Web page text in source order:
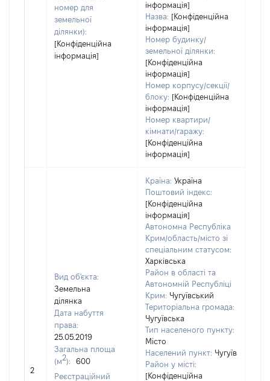
номер для
земельної
ділянки):
[Конфіденційна
інформація]
інформація]
Назва: [Конфіденційна
інформація]
Номер будинку/
земельної ділянки:
[Конфіденційна
інформація]
Номер корпусу/секції/
блоку: [Конфіденційна
інформація]
Номер квартири/
кімнати/гаражу:
[Конфіденційна
інформація]
2
Вид об'єкта:
Земельна
ділянка
Дата набуття
права:
25.05.2019
Загальна площа
(м2):
600
Реєстраційний
Країна: Україна
Поштовий індекс:
[Конфіденційна
інформація]
Автономна Республіка
Крим/область/місто зі
спеціальним статусом:
Харківська
Район в області та
Автономній Республіці
Крим: Чугуївський
Територіальна громада:
Чугуївська
Тип населеного пункту:
Місто
Населений пункт: Чугуїв
Район у місті:
[Конфіденційна